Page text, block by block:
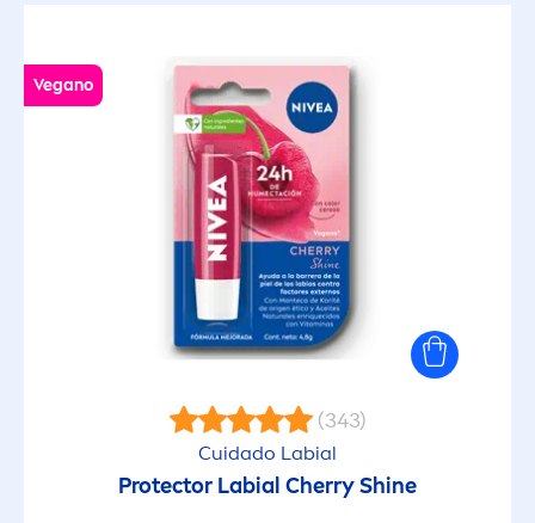
Vegano
(343)
Cuidado Labial
Protector Labial CherryShine